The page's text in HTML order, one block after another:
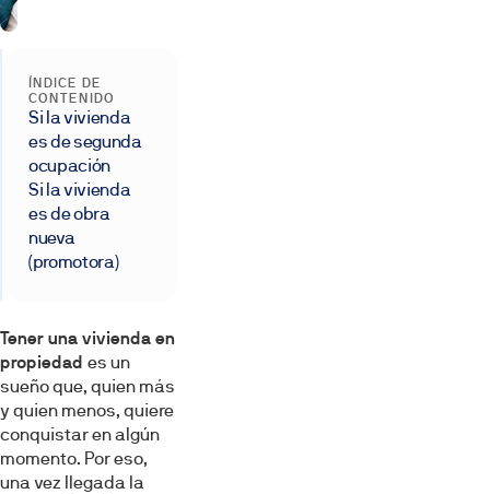
Tener una vivienda en
propiedad es un
sueño que, quien más
y quien menos, quiere
conquistar en algún
momento. Por eso,
una vez llegada la
ÍNDICE DE
CONTENIDO
Si la vivienda
es de segunda
ocupación
Si la vivienda
es de obra
nueva
(promotora)